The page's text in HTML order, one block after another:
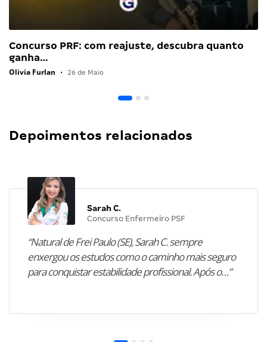
Concurso PRF: com reajuste, descubra quanto
ganha…
Olivia Furlan • 26 de Maio
Depoimentos relacionados
Sarah C.
Concurso Enfermeiro PSF
“Natural de Frei Paulo (SE), Sarah C. sempre
enxergou os estudos como o caminho mais seguro
para conquistar estabilidade profissional. Após o…”